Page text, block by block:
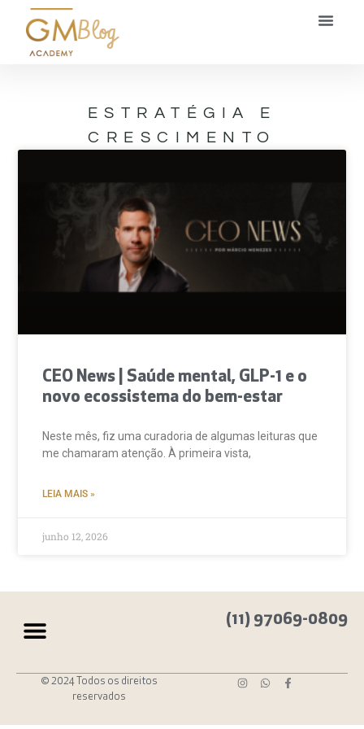
Blog
ESTRATÉGIA E
CRESCIMENTO
CEO News | Saúde mental, GLP-1 e o
novo ecossistema do bem-estar
Neste mês, fiz uma curadoria de algumas leituras que
me chamaram atenção. À primeira vista,
LEIA MAIS »
junho 12, 2026
(11) 97069-0809
© 2024 Todos os direitos
reservados